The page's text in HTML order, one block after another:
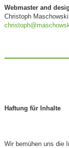
Webmaster and
Christoph Maschowski
Haftung für Inhalte
Wir bemühen uns die